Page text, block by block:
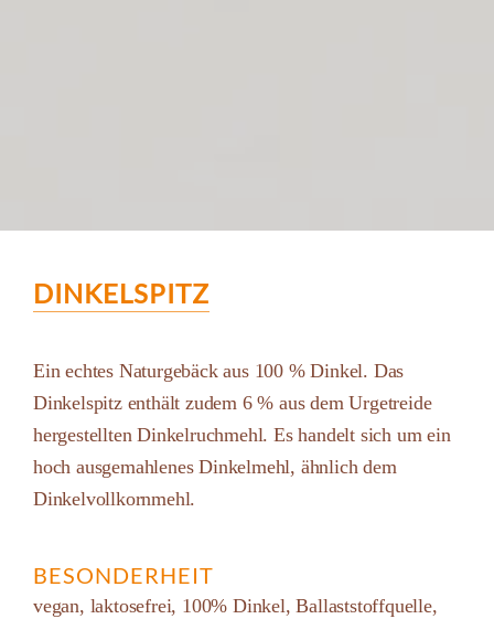
DINKELSPITZ
Ein echtes Naturgebäck aus 100 % Dinkel. Das
Dinkelspitz enthält zudem 6 % aus dem Urgetreide
hergestellten Dinkelruchmehl. Es handelt sich um ein
hoch ausgemahlenes Dinkelmehl, ähnlich dem
Dinkelvollkornmehl.
BESONDERHEIT
vegan, laktosefrei, 100% Dinkel, Ballaststoffquelle,